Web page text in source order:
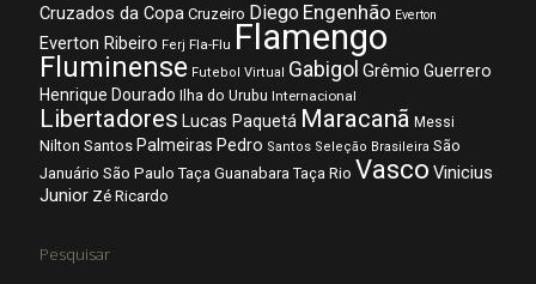
Cruzados da Copa Cruzeiro Diego Engenhão Everton
Everton Ribeiro Ferj Fla-Flu Flamengo
Fluminense Futebol Virtual Gabigol Grêmio Guerrero
Henrique Dourado Ilha do Urubu Internacional
Libertadores Lucas Paquetá Maracanã Messi
Nilton Santos Palmeiras Pedro Santos Seleção Brasileira São
Januário São Paulo Taça Guanabara Taça Rio Vasco Vinicius
Junior Zé Ricardo
Pesquisar